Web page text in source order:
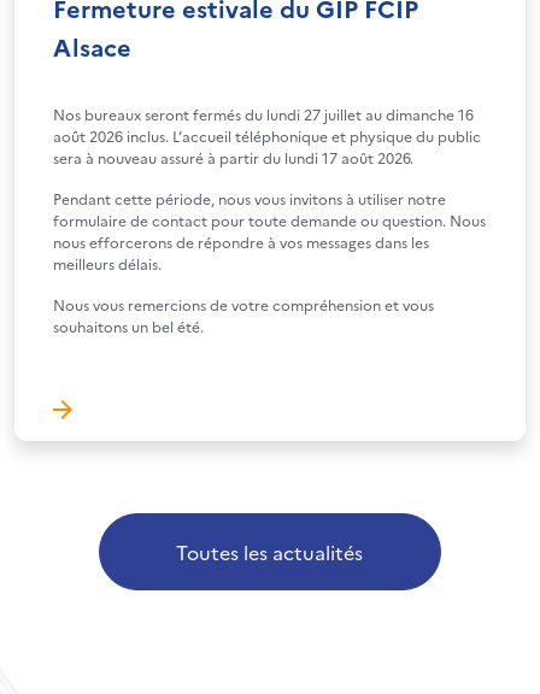
Fermeture estivale du GIP FCIP
Alsace
Nos bureaux seront fermés du lundi 27 juillet au dimanche 16
août 2026 inclus. L’accueil téléphonique et physique du public
sera à nouveau assuré à partir du lundi 17 août 2026.
Pendant cette période, nous vous invitons à utiliser notre
formulaire de contact pour toute demande ou question. Nous
nous efforcerons de répondre à vos messages dans les
meilleurs délais.
Nous vous remercions de votre compréhension et vous
souhaitons un bel été.
Toutes les actualités